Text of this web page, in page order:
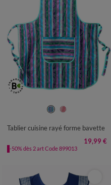
TAILLE UNIQUE
Tablier cuisine rayé forme bavette
19,99 €
-50% dès 2 art Code 899013